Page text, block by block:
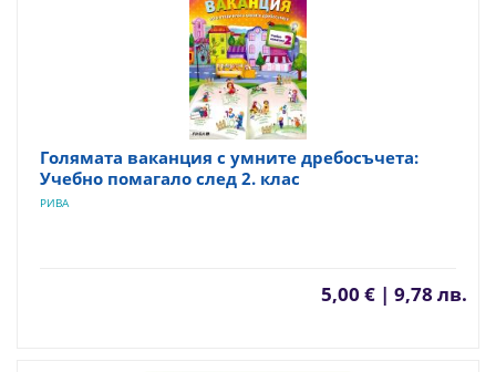
Голямата ваканция с умните дребосъчета:
Учебно помагало след 2. клас
РИВА
5,00 € | 9,78 лв.